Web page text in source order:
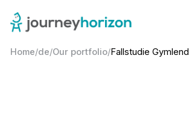
Home/de/Our portfolio/Fallstudie Gymlend